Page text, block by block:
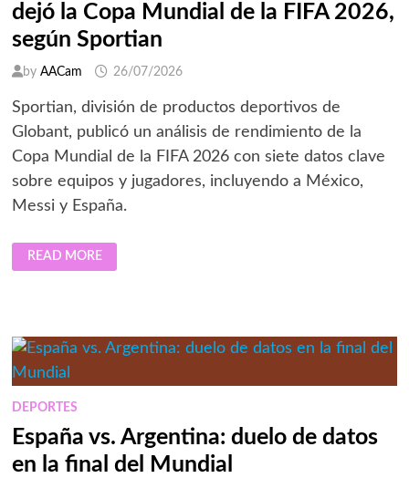
dejó la Copa Mundial de la FIFA 2026,
según Sportian
by AACam 26/07/2026
Sportian, división de productos deportivos de
Globant, publicó un análisis de rendimiento de la
Copa Mundial de la FIFA 2026 con siete datos clave
sobre equipos y jugadores, incluyendo a México,
Messi y España.
SIETE
DATOS
DE
LA
COPA
MUNDIAL
DE
LA
FIFA
2026,
SEGÚN
SPORTIAN
READ MORE
DEPORTES
España vs. Argentina: duelo de datos
en la final del Mundial